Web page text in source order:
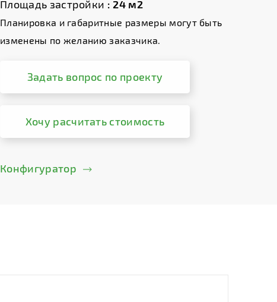
Площадь застройки : 24 м2
Планировка и габаритные размеры могут быть
изменены по желанию заказчика.
Задать вопрос по проекту
Хочу расчитать стоимость
Конфигуратор